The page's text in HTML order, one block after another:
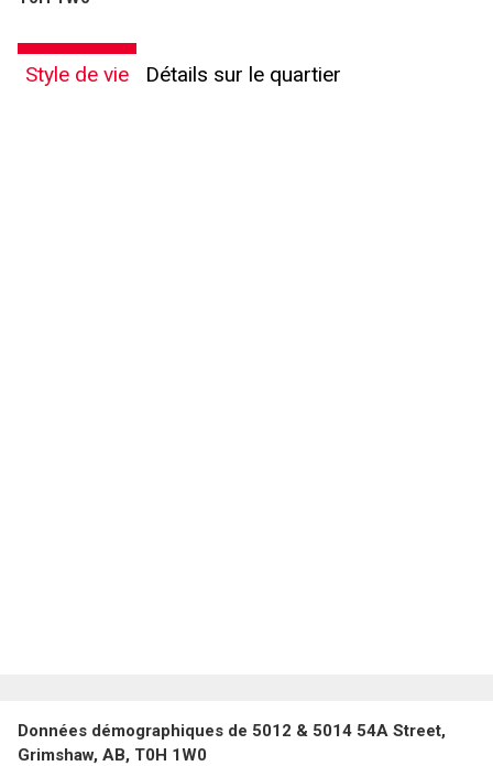
Style de vie Détails sur le quartier
Données démographiques de 5012 & 5014 54A Street,
Grimshaw, AB, T0H 1W0